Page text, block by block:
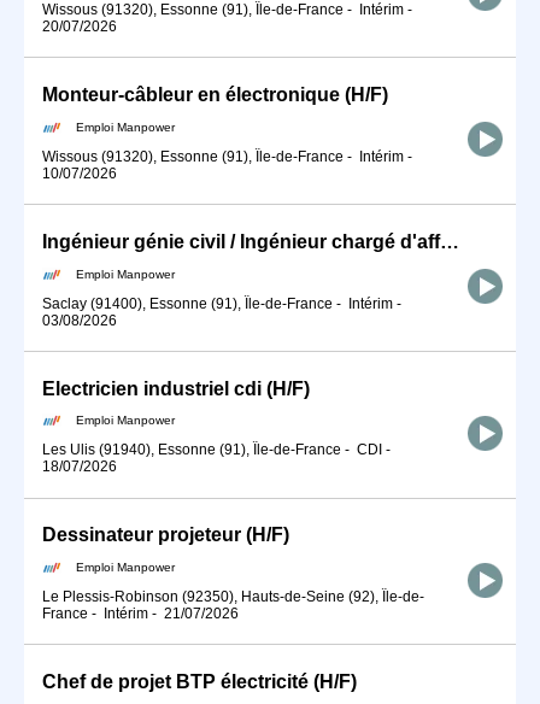
Wissous (91320), Essonne (91), Île-de-France - Intérim -
20/07/2026
Monteur-câbleur en électronique (H/F)
Emploi Manpower
Wissous (91320), Essonne (91), Île-de-France - Intérim -
10/07/2026
Ingénieur génie civil / Ingénieur chargé d'affaires en A D (H/F)
Emploi Manpower
Saclay (91400), Essonne (91), Île-de-France - Intérim -
03/08/2026
Electricien industriel cdi (H/F)
Emploi Manpower
Les Ulis (91940), Essonne (91), Île-de-France - CDI -
18/07/2026
Dessinateur projeteur (H/F)
Emploi Manpower
Le Plessis-Robinson (92350), Hauts-de-Seine (92), Île-de-
France - Intérim - 21/07/2026
Chef de projet BTP électricité (H/F)